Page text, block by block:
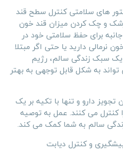
های سلامتی کنترل سطح قند
و چک کردن میزان قند خون
برای حفظ سلامتی خود در
نرمالی دارید یا حتی اگر مبتلا
سبک زندگی سالم، رژیم
به شکل قابل توجهی به بهتر
دارو و تنها با تکیه بر یک
می کنند. عمل به توصیه
سالم به شما کمک می کند.
و کنترل دیابت